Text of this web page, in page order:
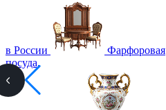
в России
Фарфоровая
посуда,